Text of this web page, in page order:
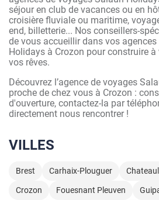
séjour en club de vacances ou en
croisière fluviale ou maritime,
end, billetterie... Nos conseillers-
de vous accueillir dans vos
Holidays à Crozon pour construire
vos rêves.
Découvrez l’agence de voyages
proche de chez vous à Crozon :
d'ouverture, contactez-la par
directement nous rencontrer !
VILLES
Brest Carhaix-Plouguer
Crozon
Fouesnant Pleuven